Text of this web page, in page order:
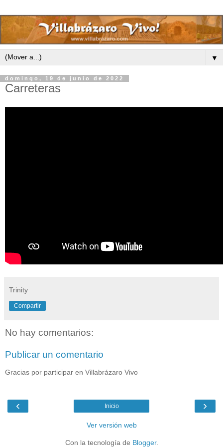
▼
domingo, 19 de junio de 2022
Carreteras
Trinity
Compartir
No hay comentarios:
Publicar un comentario
Gracias por participar en Villabrázaro Vivo
‹ ›
Inicio
Ver versión web
Con la tecnología de Blogger.